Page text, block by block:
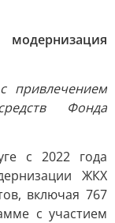
привлечением
Фонда
с 2022 года
ЖКХ
включая 767
с участием